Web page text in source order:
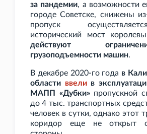
за пандемии, а возможности
городе Советске, снижены
пропуск
исторический мост
действуют
грузоподъемности машин.
В декабре 2020-го года в
области ввелив
МАПП
«Дубки»пропускной
до 4 тыс. транспортных
человек в сутки, однако этот
коридор еще не открыт с